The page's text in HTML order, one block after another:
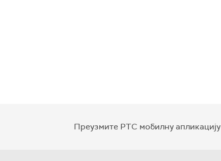
Преузмите РТС мобилну апликацију